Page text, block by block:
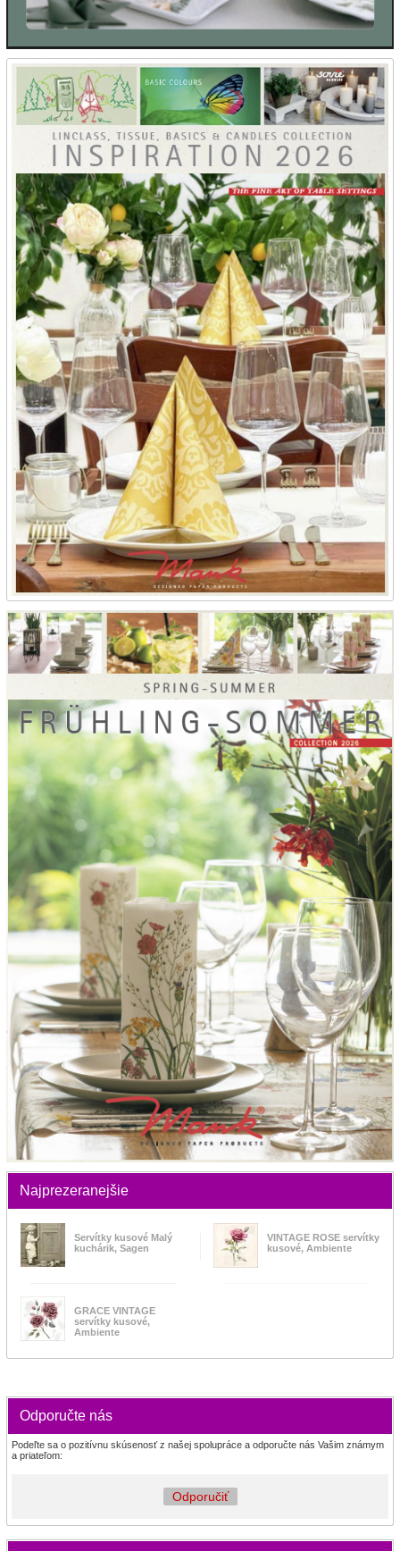
Najprezeranejšie
Servítky kusové Malý
kuchárik, Sagen
VINTAGE ROSE servítky
kusové, Ambiente
GRACE VINTAGE
servítky kusové,
Ambiente
Odporučte nás
Podeľte sa o pozitívnu skúsenosť z našej spolupráce a odporučte nás Vašim známym
a priateľom:
Odporučiť